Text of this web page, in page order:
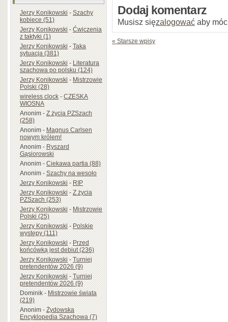
Jerzy Konikowski-Szachy
kobiece (51)
Jerzy Konikowski-Ćwiczenia
z taktyki (1)
Jerzy Konikowski-Taka
sytuacja (381)
Jerzy Konikowski-Literatura
szachowa po polsku (124)
Jerzy Konikowski-Mistrzowie
Polski (28)
wireless clock-CZESKA
WIOSNA
Anonim-Z życia PZSzach
(258)
Anonim-Magnus Carlsen
nowym królem!
Anonim-Ryszard
Gąsiorowski
Anonim-Ciekawa partia (88)
Anonim-Szachy na wesoło
Jerzy Konikowski-RIP
Jerzy Konikowski-Z życia
PZSzach (253)
Jerzy Konikowski-Mistrzowie
Polski (25)
Jerzy Konikowski-Polskie
występy (111)
Jerzy Konikowski-Przed
końcówką jest debiut (236)
Jerzy Konikowski-Turniej
pretendentów 2026 (9)
Jerzy Konikowski-Turniej
pretendentów 2026 (9)
Dominik-Mistrzowie świata
(219)
Anonim-Żydowska
Encyklopedia Szachowa (7)
Dodaj komentarz
Musisz sięzalogować aby
« Starsze wpisy